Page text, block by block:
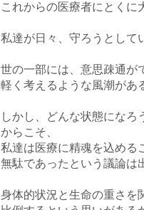
これからの医療者にとくに
私達が日々、守ろうとして
世の一部には、意思疎通が
軽く考えるような風潮があ
しかし、どんな状態になろ
からこそ、
私達は医療に精魂を込める
無駄であったという議論は
身体的状況と生命の重さを